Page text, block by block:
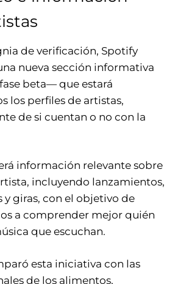
de verificación, Spotify
nueva sección informativa
beta— que estará
los perfiles de artistas,
de si cuentan o no con la
información relevante sobre
incluyendo lanzamientos,
y giras, con el objetivo de
a comprender mejor quién
que escuchan.
esta iniciativa con las
de los alimentos,